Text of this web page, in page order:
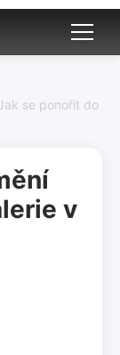
se ponořit do
v